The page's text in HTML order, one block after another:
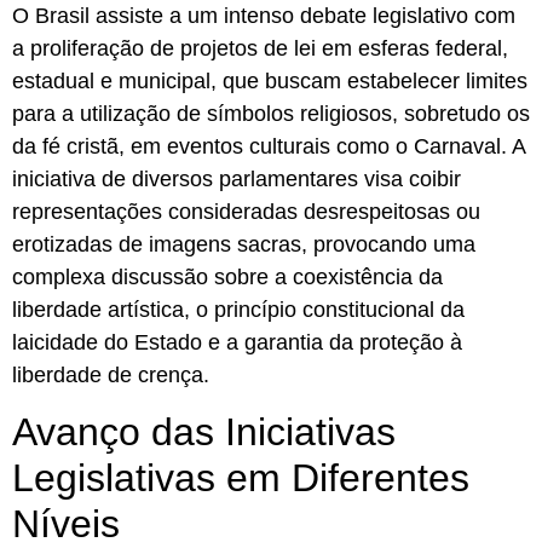
O Brasil assiste a um intenso debate legislativo com
a proliferação de projetos de lei em esferas federal,
estadual e municipal, que buscam estabelecer limites
para a utilização de símbolos religiosos, sobretudo os
da fé cristã, em eventos culturais como o Carnaval. A
iniciativa de diversos parlamentares visa coibir
representações consideradas desrespeitosas ou
erotizadas de imagens sacras, provocando uma
complexa discussão sobre a coexistência da
liberdade artística, o princípio constitucional da
laicidade do Estado e a garantia da proteção à
liberdade de crença.
Avanço das Iniciativas
Legislativas em Diferentes
Níveis